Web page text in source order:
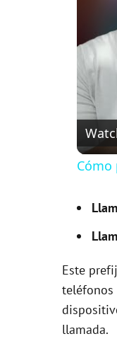
Cómo
Este
teléfonos
llamada.